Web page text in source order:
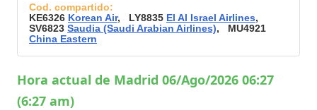
Cod. compartido:
KE6326 Korean Air, LY8835 El Al Israel Airlines,
SV6823 Saudia (Saudi Arabian Airlines), MU4921
China Eastern
Hora actual de Madrid 06/Ago/2026 06:27
(6:27 am)